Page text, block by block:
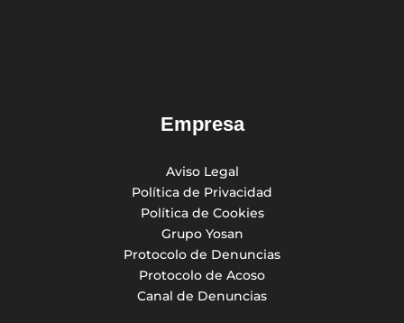
Empresa
Aviso Legal
Política de Privacidad
Política de Cookies
Grupo Yosan
Protocolo de Denuncias
Protocolo de Acoso
Canal de Denuncias